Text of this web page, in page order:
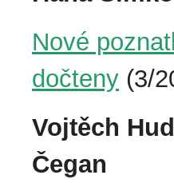
Nové
dočteny (3/
Vojtěch
Čegan